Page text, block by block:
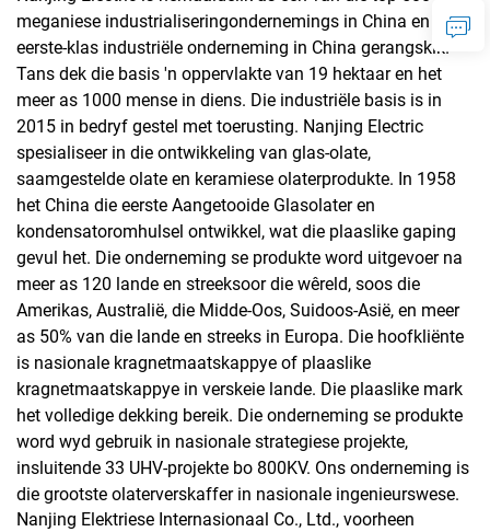
meganiese industrialiseringondernemings in China en as 'n
eerste-klas industriële onderneming in China gerangskik.
Tans dek die basis 'n oppervlakte van 19 hektaar en het
meer as 1000 mense in diens. Die industriële basis is in
2015 in bedryf gestel met toerusting. Nanjing Electric
spesialiseer in die ontwikkeling van glas-olate,
saamgestelde olate en keramiese olaterprodukte. In 1958
het China die eerste Aangetooide Glasolater en
kondensatoromhulsel ontwikkel, wat die plaaslike gaping
gevul het. Die onderneming se produkte word uitgevoer na
meer as 120 lande en streeksoor die wêreld, soos die
Amerikas, Australië, die Midde-Oos, Suidoos-Asië, en meer
as 50% van die lande en streeks in Europa. Die hoofkliënte
is nasionale kragnetmaatskappye of plaaslike
kragnetmaatskappye in verskeie lande. Die plaaslike mark
het volledige dekking bereik. Die onderneming se produkte
word wyd gebruik in nasionale strategiese projekte,
insluitende 33 UHV-projekte bo 800KV. Ons onderneming is
die grootste olaterverskaffer in nasionale ingenieurswese.
Nanjing Elektriese Internasionaal Co., Ltd., voorheen